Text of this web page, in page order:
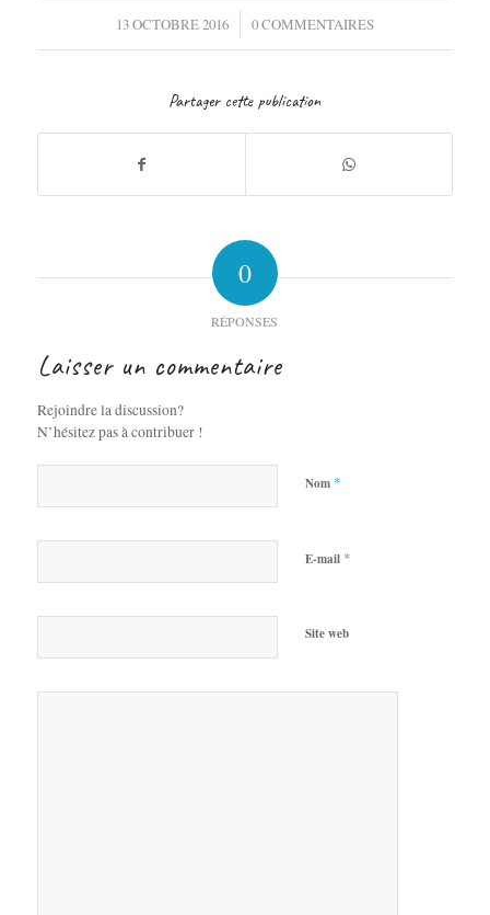
13 OCTOBRE 2016
/ 0 COMMENTAIRES
Partager cette publication
0
RÉPONSES
Laisser un commentaire
Rejoindre la discussion?
N’hésitez pas à contribuer !
Nom *
E-mail *
Site web